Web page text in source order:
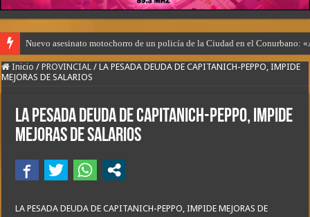
Nuevo asesinato motochorro de un policía de la Ciudad en el Conurbano:
Inicio / PROVINCIAL / LA PESADA DEUDA DE CAPITANICH-PEPPO, IMPIDE
MEJORAS DE SALARIOS
LA PESADA DEUDA DE CAPITANICH-PEPPO, IMPIDE
MEJORAS DE SALARIOS
LA PESADA DEUDA DE CAPITANICH-PEPPO, IMPIDE MEJORAS DE